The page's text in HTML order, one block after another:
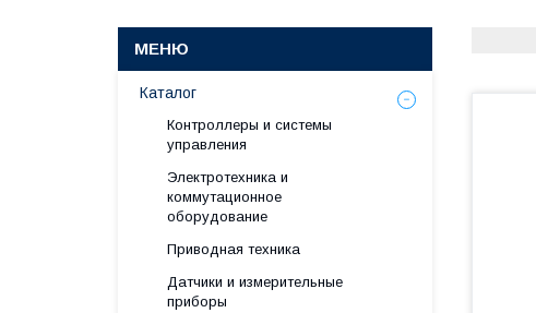
Каталог
Контроллеры и системы
управления
Электротехника и
коммутационное
оборудование
Приводная техника
Датчики и измерительные
приборы